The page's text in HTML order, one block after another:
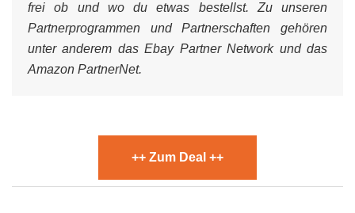
frei ob und wo du etwas bestellst. Zu unseren
Partnerprogrammen und Partnerschaften gehören
unter anderem das Ebay Partner Network und das
Amazon PartnerNet.
++ Zum Deal ++